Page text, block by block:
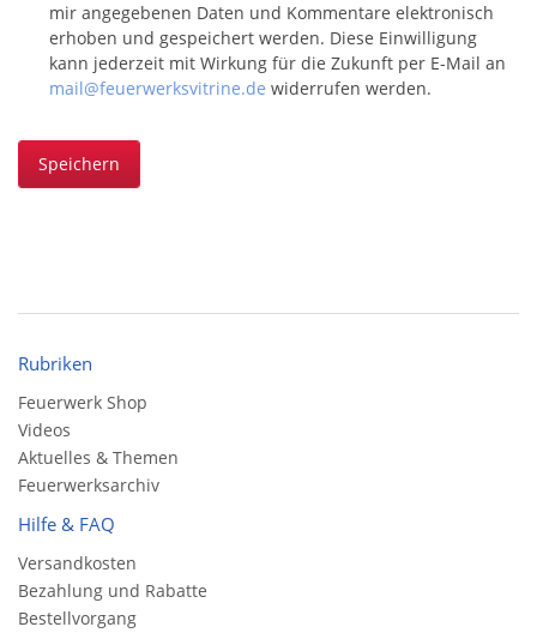
mir angegebenen Daten und Kommentare elektronisch
erhoben und gespeichert werden. Diese Einwilligung
kann jederzeit mit Wirkung für die Zukunft per E-Mail an
mail@feuerwerksvitrine.de widerrufen werden.
Speichern
Rubriken
Feuerwerk Shop
Videos
Aktuelles & Themen
Feuerwerksarchiv
Hilfe & FAQ
Versandkosten
Bezahlung und Rabatte
Bestellvorgang